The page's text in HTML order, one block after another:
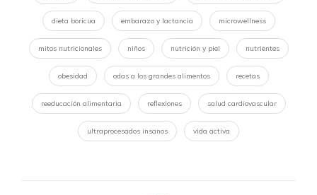
dieta boricua embarazo y lactancia microwellness
mitos nutricionales niños nutrición y piel nutrientes
obesidad odas a los grandes alimentos recetas
reeducación alimentaria reflexiones salud cardiovascular
ultraprocesados insanos vida activa